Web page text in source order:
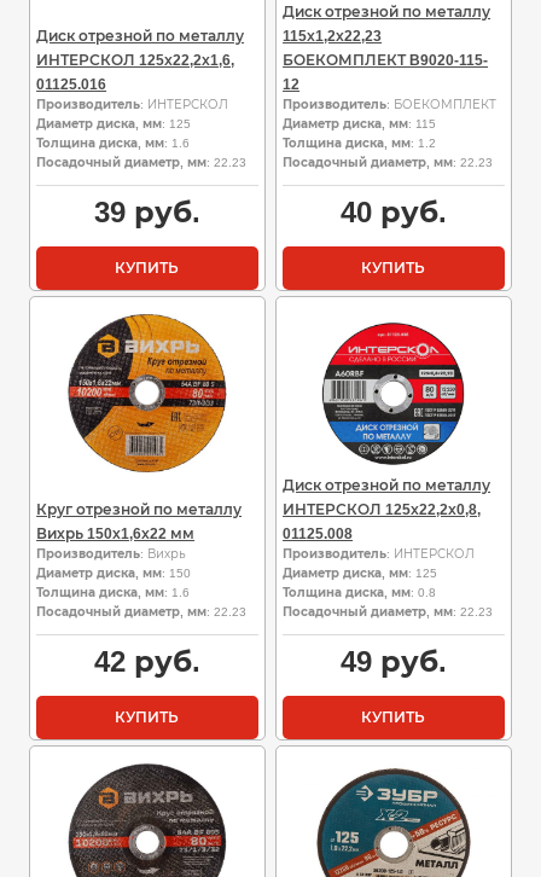
Диск отрезной по металлу
ИНТЕРСКОЛ 125х22,2х1,6,
01125.016
Производитель: ИНТЕРСКОЛ
Диаметр диска, мм: 125
Толщина диска, мм: 1.6
Посадочный диаметр, мм: 22.23
39руб.
КУПИТЬ
Диск отрезной по металлу
115х1,2х22,23
БОЕКОМПЛЕКТ B9020-115-
12
Производитель: БОЕКОМПЛЕКТ
Диаметр диска, мм: 115
Толщина диска, мм: 1.2
Посадочный диаметр, мм: 22.23
40руб.
КУПИТЬ
Круг отрезной по металлу
Вихрь 150х1,6х22 мм
Производитель: Вихрь
Диаметр диска, мм: 150
Толщина диска, мм: 1.6
Посадочный диаметр, мм: 22.23
42руб.
КУПИТЬ
Диск отрезной по металлу
ИНТЕРСКОЛ 125х22,2х0,8,
01125.008
Производитель: ИНТЕРСКОЛ
Диаметр диска, мм: 125
Толщина диска, мм: 0.8
Посадочный диаметр, мм: 22.23
49руб.
КУПИТЬ